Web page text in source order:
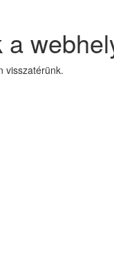
visszatérünk.